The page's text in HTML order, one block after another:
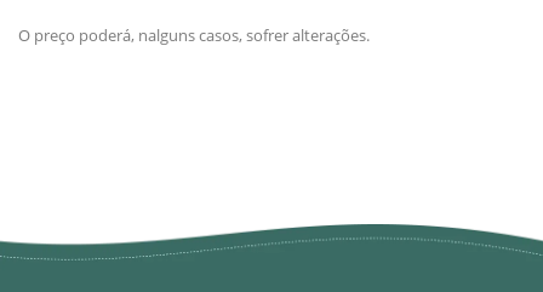
O preço poderá, nalguns casos, sofrer alterações.